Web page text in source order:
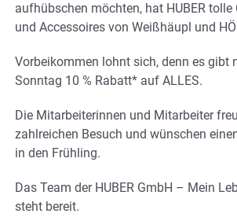
aufhübschen möchten, hat HUBER tolle
und Accessoires von Weißhäupl und
Vorbeikommen lohnt sich, denn es gibt
Sonntag 10 % Rabatt* auf ALLES.
Die Mitarbeiterinnen und Mitarbeiter
zahlreichen Besuch und wünschen
in den Frühling.
Das Team der HUBER GmbH – Mein
steht bereit.